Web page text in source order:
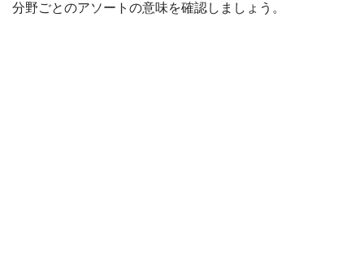
分野ごとのアソートの意味を確認しましょう。